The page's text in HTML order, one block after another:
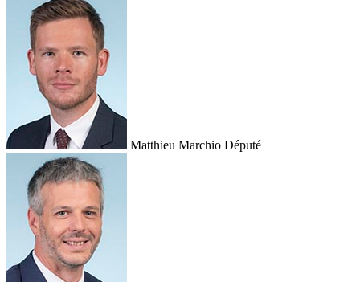
Matthieu Marchio Député